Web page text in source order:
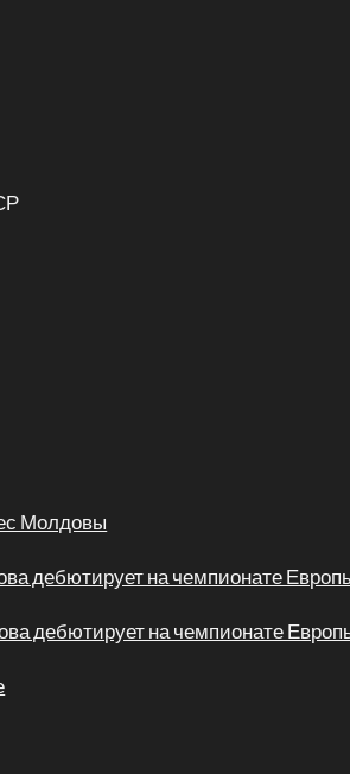
Молдовы
дебютирует на чемпионате
дебютирует на чемпионате